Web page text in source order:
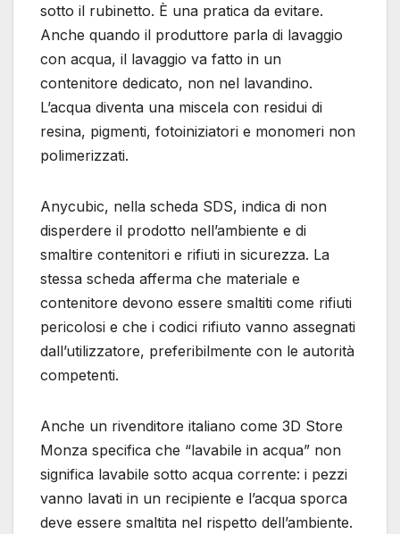
sotto il rubinetto. È una pratica da evitare.
Anche quando il produttore parla di lavaggio
con acqua, il lavaggio va fatto in un
contenitore dedicato, non nel lavandino.
L’acqua diventa una miscela con residui di
resina, pigmenti, fotoiniziatori e monomeri non
polimerizzati.
Anycubic, nella scheda SDS, indica di non
disperdere il prodotto nell’ambiente e di
smaltire contenitori e rifiuti in sicurezza. La
stessa scheda afferma che materiale e
contenitore devono essere smaltiti come rifiuti
pericolosi e che i codici rifiuto vanno assegnati
dall’utilizzatore, preferibilmente con le autorità
competenti.
Anche un rivenditore italiano come 3D Store
Monza specifica che “lavabile in acqua” non
significa lavabile sotto acqua corrente: i pezzi
vanno lavati in un recipiente e l’acqua sporca
deve essere smaltita nel rispetto dell’ambiente.